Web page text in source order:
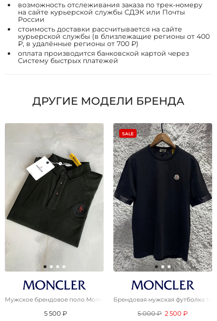
возможность отслеживания заказа по трек-номеру
на сайте курьерской службы СДЭК или Почты
России
стоимость доставки рассчитывается на сайте
курьерской службы (в близлежащие регионы от 400
₽, в удалённые регионы от 700 ₽)
оплата производится банковской картой через
Систему быстрых платежей
ДРУГИЕ МОДЕЛИ БРЕНДА
Мужское брендовое поло Moncler тёмно-зелёного цвета
5 500 ₽
SALE
Брендовая мужская футболка
5 000 ₽ 2 500 ₽